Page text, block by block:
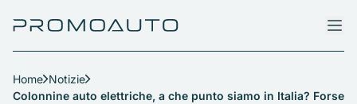
Home Notizie
Colonnine auto elettriche, a che punto siamo in Italia? Forse